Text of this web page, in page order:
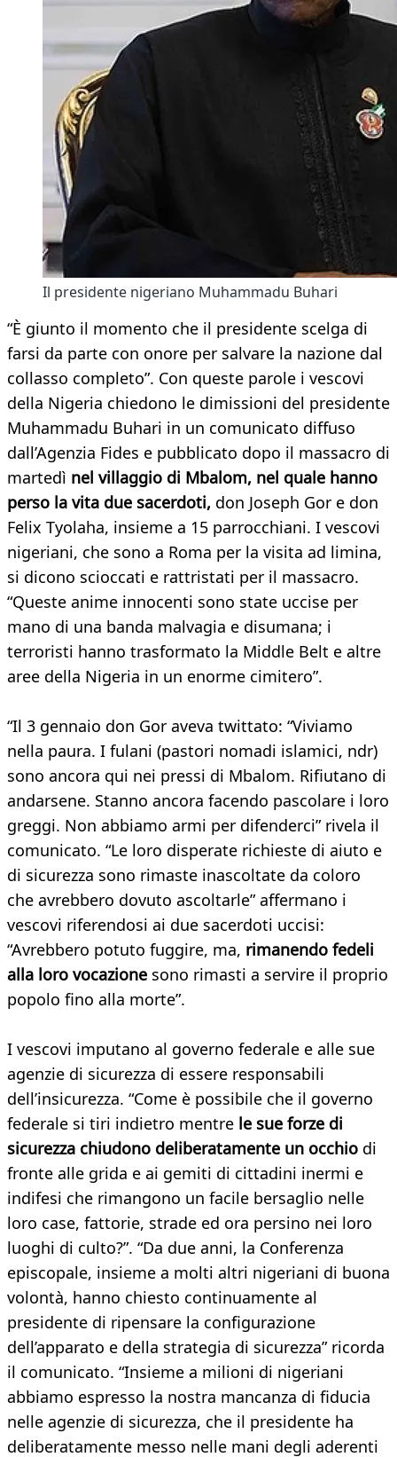
Il presidente nigeriano Muhammadu Buhari
“È giunto il momento che il presidente scelga di
farsi da parte con onore per salvare la nazione dal
collasso completo”. Con queste parole i vescovi
della Nigeria chiedono le dimissioni del presidente
Muhammadu Buhari in un comunicato diffuso
dall’Agenzia Fides e pubblicato dopo il massacro di
martedì nel villaggio di Mbalom, nel quale hanno
perso la vita due sacerdoti, don Joseph Gor e don
Felix Tyolaha, insieme a 15 parrocchiani. I vescovi
nigeriani, che sono a Roma per la visita ad limina,
si dicono scioccati e rattristati per il massacro.
“Queste anime innocenti sono state uccise per
mano di una banda malvagia e disumana; i
terroristi hanno trasformato la Middle Belt e altre
aree della Nigeria in un enorme cimitero”.
“Il 3 gennaio don Gor aveva twittato: “Viviamo
nella paura. I fulani (pastori nomadi islamici, ndr)
sono ancora qui nei pressi di Mbalom. Rifiutano di
andarsene. Stanno ancora facendo pascolare i loro
greggi. Non abbiamo armi per difenderci” rivela il
comunicato. “Le loro disperate richieste di aiuto e
di sicurezza sono rimaste inascoltate da coloro
che avrebbero dovuto ascoltarle” affermano i
vescovi riferendosi ai due sacerdoti uccisi:
“Avrebbero potuto fuggire, ma, rimanendo fedeli
alla loro vocazione sono rimasti a servire il proprio
popolo fino alla morte”.
I vescovi imputano al governo federale e alle sue
agenzie di sicurezza di essere responsabili
dell’insicurezza. “Come è possibile che il governo
federale si tiri indietro mentre le sue forze di
sicurezza chiudono deliberatamente un occhio di
fronte alle grida e ai gemiti di cittadini inermi e
indifesi che rimangono un facile bersaglio nelle
loro case, fattorie, strade ed ora persino nei loro
luoghi di culto?”. “Da due anni, la Conferenza
episcopale, insieme a molti altri nigeriani di buona
volontà, hanno chiesto continuamente al
presidente di ripensare la configurazione
dell’apparato e della strategia di sicurezza” ricorda
il comunicato. “Insieme a milioni di nigeriani
abbiamo espresso la nostra mancanza di fiducia
nelle agenzie di sicurezza, che il presidente ha
deliberatamente messo nelle mani degli aderenti